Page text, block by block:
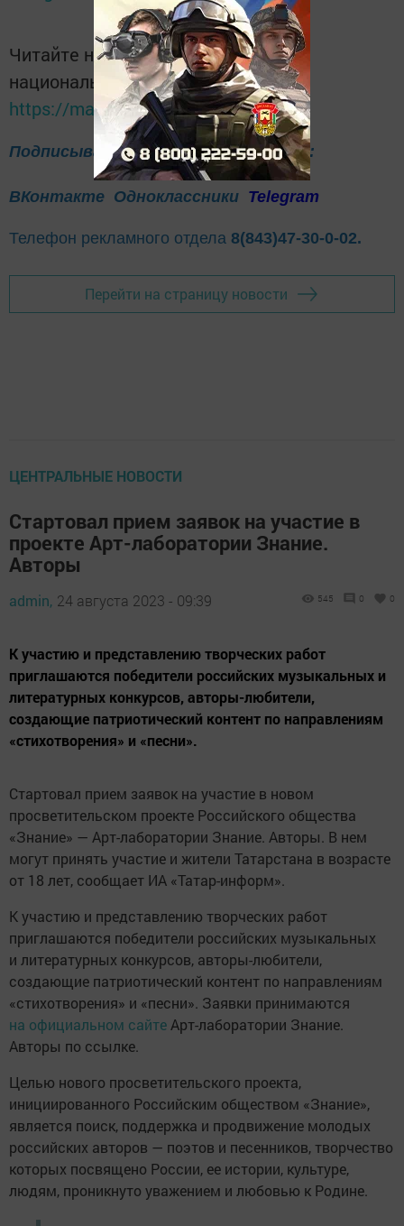
Читайте новости Татарстана в
национальном мессенджере MАХ:
https://max.ru/tatmedia
Подписывайтесь на нас в соцсетях:
ВКонтакте Одноклассники Telegram
Телефон рекламного отдела 8(843)47-30-0-02.
Перейти на страницу новости
ЦЕНТРАЛЬНЫЕ НОВОСТИ
Стартовал прием заявок на участие в
проекте Арт-лаборатории Знание.
Авторы
admin, 24 августа 2023 - 09:39 545 0 0
К участию и представлению творческих работ
приглашаются победители российских музыкальных и
литературных конкурсов, авторы-любители,
создающие патриотический контент по направлениям
«стихотворения» и «песни».
Стартовал прием заявок на участие в новом
просветительском проекте Российского общества
«Знание» — Арт-лаборатории Знание. Авторы. В нем
могут принять участие и жители Татарстана в возрасте
от 18 лет, сообщает ИА «Татар-информ».
К участию и представлению творческих работ
приглашаются победители российских музыкальных
и литературных конкурсов, авторы-любители,
создающие патриотический контент по направлениям
«стихотворения» и «песни». Заявки принимаются
на официальном сайте Арт-лаборатории Знание.
Авторы по ссылке.
Целью нового просветительского проекта,
инициированного Российским обществом «Знание»,
является поиск, поддержка и продвижение молодых
российских авторов — поэтов и песенников, творчество
которых посвящено России, ее истории, культуре,
людям, проникнуто уважением и любовью к Родине.